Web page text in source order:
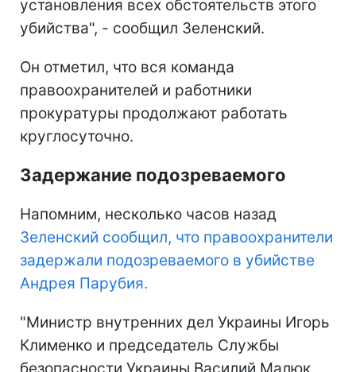
установления всех обстоятельств этого
убийства", - сообщил Зеленский.
Он отметил, что вся команда
правоохранителей и работники
прокуратуры продолжают работать
круглосуточно.
Задержание подозреваемого
Напомним, несколько часов назад
Зеленский сообщил, что правоохранители
задержали подозреваемого в убийстве
Андрея Парубия.
"Министр внутренних дел Украины Игорь
Клименко и председатель Службы
безопасности Украины Василий Малюк